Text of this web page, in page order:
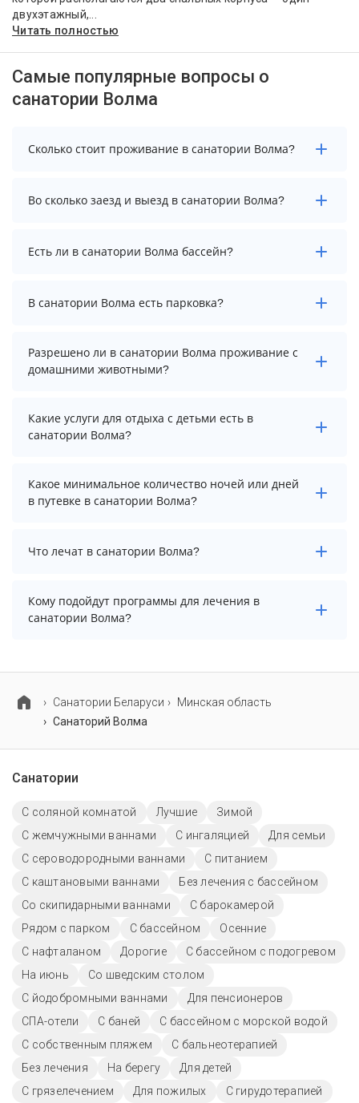
двухэтажный,...
Читать полностью
Самые популярные вопросы о
санатории Волма
Сколько стоит проживание в санатории Волма?
Чтобы увидеть актуальные цены на проживание в
санатории Волма, выберите нужные даты и
Во сколько заезд и выезд в санатории Волма?
Заезд возможен после 12:00, а выезд необходимо
осуществить до 10:00.
Есть ли в санатории Волма бассейн?
В санатории Волма есть крытый бассейн.
В санатории Волма есть парковка?
В санатории Волма есть парковка, уточните
информацию перед бронированием у менеджера,
Разрешено ли в санатории Волма проживание с
домашними животными?
Проживание с домашними животными запрещено.
Какие услуги для отдыха с детьми есть в
санатории Волма?
Для детей в санатории Волма работает детская
площадка.
Какое минимальное количество ночей или дней
в путевке в санатории Волма?
Минимальный срок путевки зависит от выбранного
тарифа. Для тарифа с лечением рекомендуем
Что лечат в санатории Волма?
Основные профили лечения в санатории: опорно-
двигательный аппарат, болезни крови и
Кому подойдут программы для лечения в
санатории Волма?
Cанатории Беларуси
Минская область
Санаторий Волма
Санатории
С соляной комнатой Лучшие
Зимой
С жемчужными ваннами
С ингаляцией
Для семьи
С сероводородными ваннами
С питанием
С каштановыми ваннами
Без лечения с бассейном
Со скипидарными ваннами
С барокамерой
Рядом с парком
C бассейном
Осенние
С нафталаном
Дорогие
С бассейном с подогревом
На июнь
Со шведским столом
С йодобромными ваннами
Для пенсионеров
СПА-отели
С баней
С бассейном с морской водой
С собственным пляжем
С бальнеотерапией
Без лечения
На берегу
Для детей
С грязелечением
Для пожилых
С гирудотерапией